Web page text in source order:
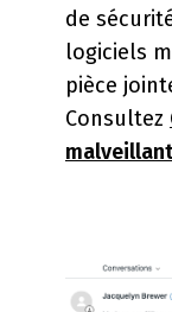
de
logiciels
pièce
Consultez